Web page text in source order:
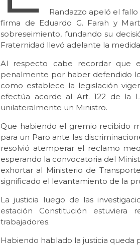
Randazzo apeló el
firma de Eduardo G. Farah y
sobreseimiento, fundando su
Fraternidad llevó adelante la
Al respecto cabe recordar que
penalmente por haber defendido
como establece la legislación
efectúa acorde al Art. 122 de la
unilateralmente un Ministro.
Que habiendo el gremio recibido
para un Paro ante las
resolvió atemperar el reclamo
esperando la convocatoria del
exhortar al Ministerio de
significado el levantamiento de la
La justicia luego de las
estación Constitución estuviera
trabajadores.
Habiendo hablado la justicia queda